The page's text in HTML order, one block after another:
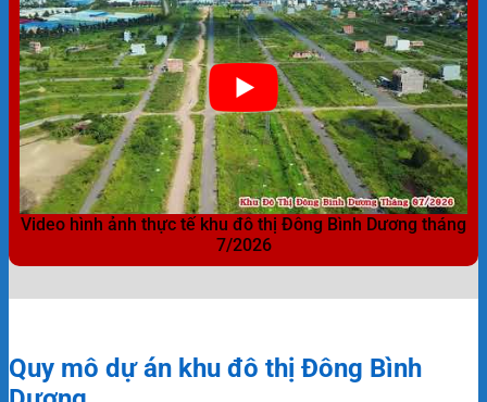
Video hình ảnh thực tế khu đô thị Đông Bình Dương tháng
7/2026
Quy mô dự án khu đô thị Đông Bình